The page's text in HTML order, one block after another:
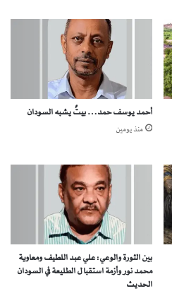
أحمد يوسف حمد… بيتٌ يشبه السودان
منذ يومين
بين الثورة والوعي: علي عبد اللطيف ومعاوية
محمد نور وأزمة استقبال الطليعة في السودان
الحديث